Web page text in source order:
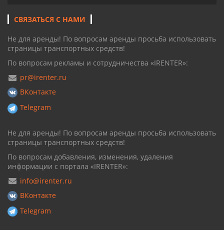
СВЯЗАТЬСЯ С НАМИ
Не для аренды! По вопросам аренды просьба использовать
страницы транспортных средств!
По вопросам рекламы и сотрудничества «IRENTER»:
pr@irenter.ru
ВКонтакте
Telegram
Не для аренды! По вопросам аренды просьба использовать
страницы транспортных средств!
По вопросам добавления, изменения, удаления
информации с портала «IRENTER»:
info@irenter.ru
ВКонтакте
Telegram